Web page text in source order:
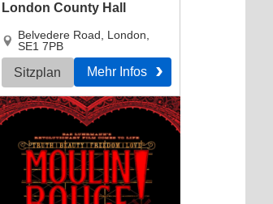
London County Hall
Belvedere Road, London,
SE1 7PB
Sitzplan Mehr Infos